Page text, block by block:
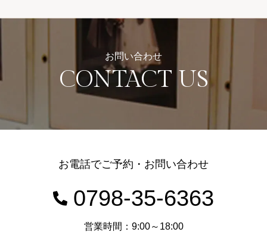
お問い合わせ
CONTACT US
お電話でご予約・お問い合わせ
0798-35-6363
営業時間：9:00～18:00